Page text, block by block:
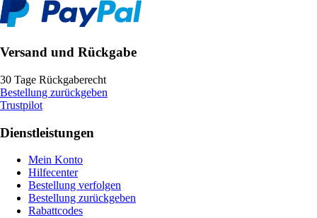
Versand und Rückgabe
30 Tage Rückgaberecht
Bestellung zurückgeben
Trustpilot
Dienstleistungen
Mein Konto
Hilfecenter
Bestellung verfolgen
Bestellung zurückgeben
Rabattcodes